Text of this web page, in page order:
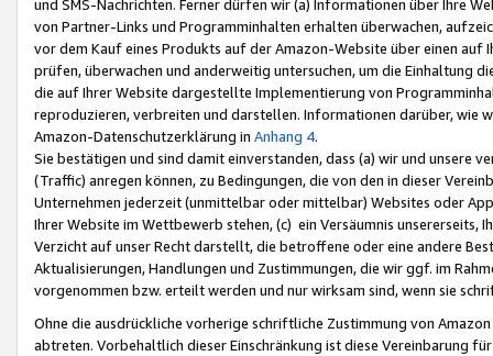
und SMS-Nachrichten. Ferner dürfen wir (a) Informationen über Ihre
von Partner-Links und Programminhalten erhalten überwachen,
vor dem Kauf eines Produkts auf der Amazon-Website über einen
prüfen, überwachen und anderweitig untersuchen, um die Einhaltung
die auf Ihrer Website dargestellte Implementierung von
reproduzieren, verbreiten und darstellen. Informationen darüber, wie
Amazon-Datenschutzerklärung in Anhang 4.
Sie bestätigen und sind damit einverstanden, dass (a) wir und
(Traffic) anregen können, zu Bedingungen, die von den in dieser
Unternehmen jederzeit (unmittelbar oder mittelbar) Websites oder
Ihrer Website im Wettbewerb stehen, (c) ein Versäumnis unsererseits,
Verzicht auf unser Recht darstellt, die betroffene oder eine andere
Aktualisierungen, Handlungen und Zustimmungen, die wir ggf. im
vorgenommen bzw. erteilt werden und nur wirksam sind, wenn sie
Ohne die ausdrückliche vorherige schriftliche Zustimmung von
abtreten. Vorbehaltlich dieser Einschränkung ist diese Vereinbarung